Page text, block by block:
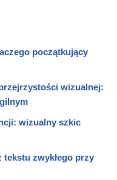
początkujący
wizualnej:
wizualny szkic
tekstu zwykłego przy